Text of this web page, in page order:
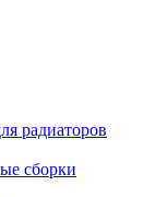
радиаторов
сборки